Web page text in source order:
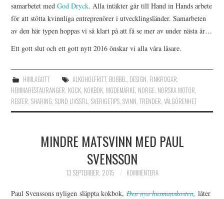
samarbetet medGod Dryck. Alla intäkter går till Hand in Hands arbete
för att stötta kvinnliga entreprenörer i utvecklingsländer. Samarbeten
av den här typen hoppas vi så klart på att få se mer av under nästa år…
Ett gott slut och ett gott nytt 2016 önskar vi alla våra läsare.
HIMLAGOTT ALKOHOLFRITT, BUBBEL DESIGN FINKROGAR
HEMMARESTAURANGER KOCK KOKBOK MODEMÄRKE NORGE NORSKA MOTOR
RESTER ,SHARING ,SUND LIVSSTIL ,SVERIGETIPS ,SVINN ,TRENDER ,VÄLGÖRENHET
MINDRE MATSVINN MED PAUL
SVENSSON
13 SEPTEMBER, 2015 KOMMENTERA
Paul Svenssons nyligen släppta kokbok,Den nya husmanskosten,låter